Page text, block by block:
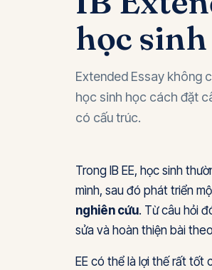
học
Extended Essay không
học sinh học cách đặt
có cấu trúc.
Trong IB EE, học sinh
mình, sau đó phát triển
nghiên cứu. Từ câu hỏi
sửa và hoàn thiện bài
EE có thể là lợi thế rất tốt